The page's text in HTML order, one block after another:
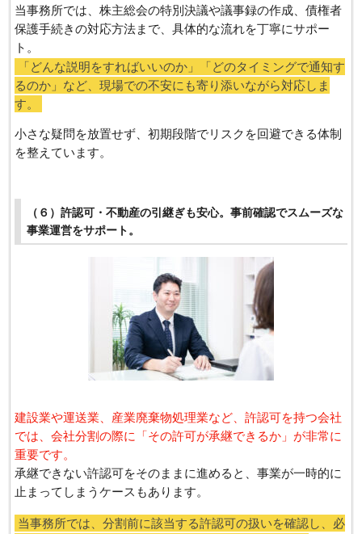
当事務所では、株主総会の特別決議や議事録の作成、債権者
保護手続きの対応方法まで、具体的な流れを丁寧にサポー
ト。
「どんな説明をすればいいのか」「どのタイミングで通知す
るのか」など、現場での不安にも寄り添いながら対応しま
す。
小さな疑問を放置せず、初期段階でリスクを回避できる体制
を整えています。
（６）許認可・不動産の引継ぎも安心。事前確認でスムーズな
事業運営をサポート。
建設業や運送業、産業廃棄物処理業など、許認可を持つ会社
では、会社分割の際に「その許可が承継できるか」が非常に
重要です。
承継できない許認可をそのままに進めると、事業が一時的に
止まってしまうケースもあります。
当事務所では、分割前に該当する許認可の扱いを確認し、必